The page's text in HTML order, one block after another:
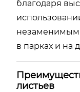
благодаря
в парках и на
листьев